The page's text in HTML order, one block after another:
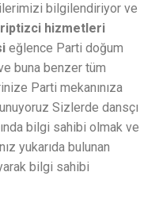
bilgilendiriyor ve
hizmetleri
eğlence Parti doğum
buna benzer tüm
Parti mekanınıza
Sizlerde dansçı
bilgi sahibi olmak ve
yukarıda bulunan
bilgi sahibi